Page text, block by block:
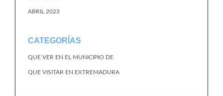
ABRIL 2023
CATEGORÍAS
QUE VER EN EL MUNICIPIO DE
QUE VISITAR EN EXTREMADURA